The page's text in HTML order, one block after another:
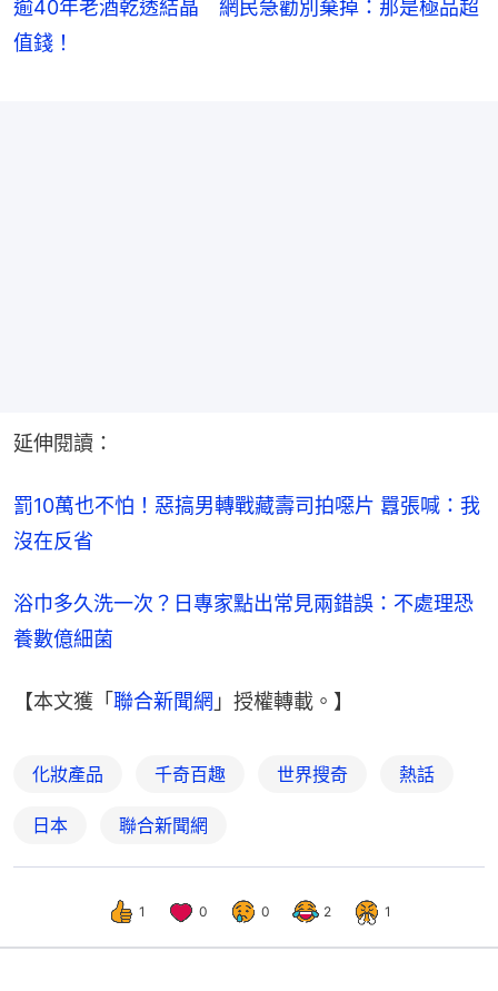
逾40年老酒乾透結晶 網民急勸別棄掉：那是極品超
值錢！
延伸閱讀：
罰10萬也不怕！惡搞男轉戰藏壽司拍噁片 囂張喊：我
沒在反省
浴巾多久洗一次？日專家點出常見兩錯誤：不處理恐
養數億細菌
【本文獲「 聯合新聞網 」授權轉載。】
化妝產品 千奇百趣 世界搜奇 熱話
日本 聯合新聞網
1 0 0 2 1